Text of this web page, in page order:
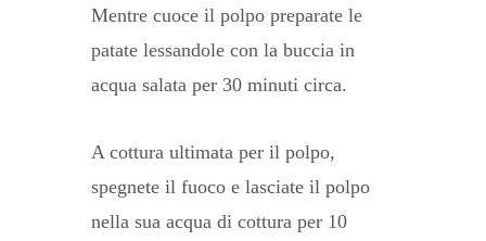
Mentre cuoce il polpo preparate le
patate lessandole con la buccia in
acqua salata per 30 minuti circa.
A cottura ultimata per il polpo,
spegnete il fuoco e lasciate il polpo
nella sua acqua di cottura per 10